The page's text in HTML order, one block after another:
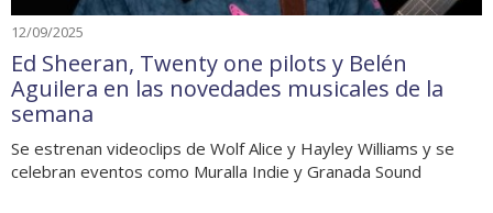
12/09/2025
Ed Sheeran, Twenty one pilots y Belén
Aguilera en las novedades musicales de la
semana
Se estrenan videoclips de Wolf Alice y Hayley Williams y se
celebran eventos como Muralla Indie y Granada Sound